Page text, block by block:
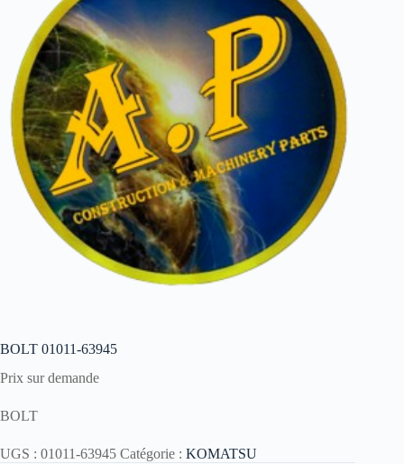
BOLT 01011-63945
Prix sur demande
BOLT
UGS : 01011-63945 Catégorie : KOMATSU